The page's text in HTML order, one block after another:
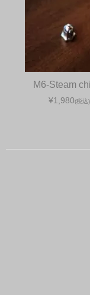
M6-Steam
¥1,980(税込)